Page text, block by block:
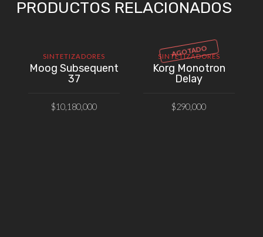
PRODUCTOS RELACIONADOS
SINTETIZADORES
Moog Subsequent
37
$10,180,000
AGOTADO
SINTETIZADORES
Korg Monotron
Delay
$290,000